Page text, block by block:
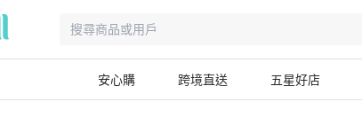
安心購 跨境直送 五星好店